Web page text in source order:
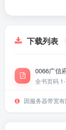
下载列表
0066广信
全书页码
因服务器带宽